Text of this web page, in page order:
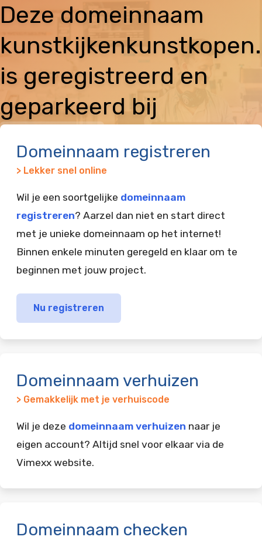
Deze domeinnaam
is geregistreerd en
geparkeerd bij
Domeinnaam registreren
> Lekker snel online
Wil je een soortgelijke domeinnaam
registreren? Aarzel dan niet en start direct
met je unieke domeinnaam op het internet!
Binnen enkele minuten geregeld en klaar om te
beginnen met jouw project.
Nu registreren
Domeinnaam verhuizen
> Gemakkelijk met je verhuiscode
Wil je deze domeinnaam verhuizen naar je
eigen account? Altijd snel voor elkaar via de
Vimexx website.
Domeinnaam checken